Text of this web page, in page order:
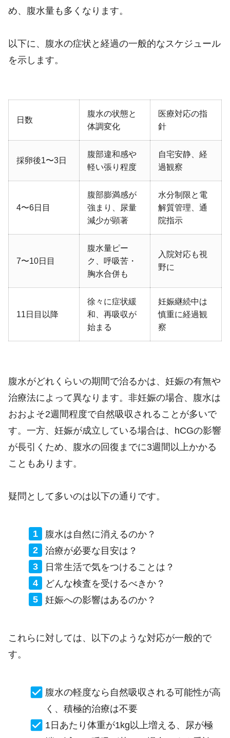
め、腹水量も多くなります。
以下に、腹水の症状と経過の一般的なスケジュール
を示します。
日数
腹水の状態と
体調変化
医療対応の指
針
採卵後1〜3日
腹部違和感や
軽い張り程度
自宅安静、経
過観察
4〜6日目
腹部膨満感が
強まり、尿量
減少が顕著
水分制限と電
解質管理、通
院指示
7〜10日目
腹水量ピー
ク、呼吸苦・
胸水合併も
入院対応も視
野に
11日目以降
徐々に症状緩
和、再吸収が
始まる
妊娠継続中は
慎重に経過観
察
腹水がどれくらいの期間で治るかは、妊娠の有無や
治療法によって異なります。非妊娠の場合、腹水は
おおよそ2週間程度で自然吸収されることが多いで
す。一方、妊娠が成立している場合は、hCGの影響
が長引くため、腹水の回復までに3週間以上かかる
こともあります。
疑問として多いのは以下の通りです。
腹水は自然に消えるのか？
治療が必要な目安は？
日常生活で気をつけることは？
どんな検査を受けるべきか？
妊娠への影響はあるのか？
これらに対しては、以下のような対応が一般的で
す。
腹水の軽度なら自然吸収される可能性が高
く、積極的治療は不要
1日あたり体重が1kg以上増える、尿が極